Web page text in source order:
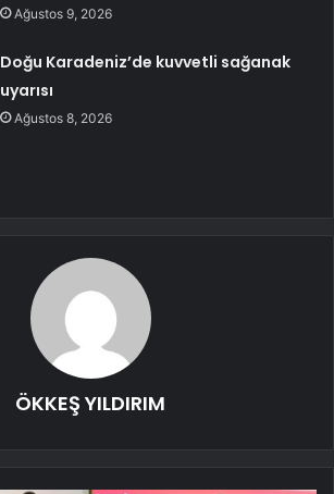
Ağustos 9, 2026
Doğu Karadeniz’de kuvvetli sağanak
uyarısı
Ağustos 8, 2026
ÖKKEŞ YILDIRIM